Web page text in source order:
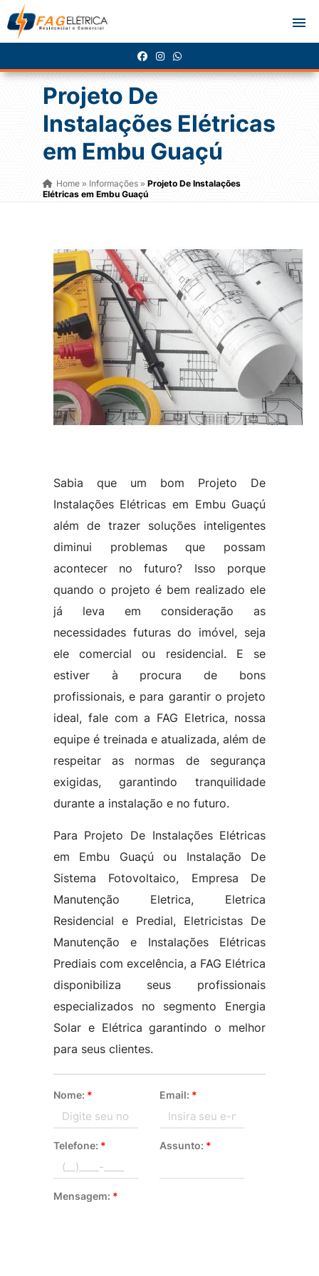
Projeto De
Instalações Elétricas
em Embu Guaçú
Home» Informações » Projeto De Instalações
Elétricas em Embu Guaçú
Sabia que um bom Projeto De
Instalações Elétricas em Embu Guaçú
além de trazer soluções inteligentes
diminui problemas que possam
acontecer no futuro? Isso porque
quando o projeto é bem realizado ele
já leva em consideração as
necessidades futuras do imóvel, seja
ele comercial ou residencial. E se
estiver à procura de bons
profissionais, e para garantir o projeto
ideal, fale com a FAG Eletrica, nossa
equipe é treinada e atualizada, além de
respeitar as normas de segurança
exigidas, garantindo tranquilidade
durante a instalação e no futuro.
Para Projeto De Instalações Elétricas
em Embu Guaçú ou Instalação De
Sistema Fotovoltaico, Empresa De
Manutenção Eletrica, Eletrica
Residencial e Predial, Eletricistas De
Manutenção e Instalações Elétricas
Prediais com excelência, a FAG Elétrica
disponibiliza seus profissionais
especializados no segmento Energia
Solar e Elétrica garantindo o melhor
para seus clientes.
Nome: * Email: *
Telefone: * Assunto: *
Mensagem: *